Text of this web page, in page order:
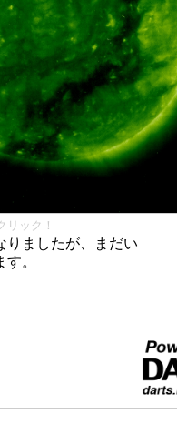
ック！
りましたが、まだい
。